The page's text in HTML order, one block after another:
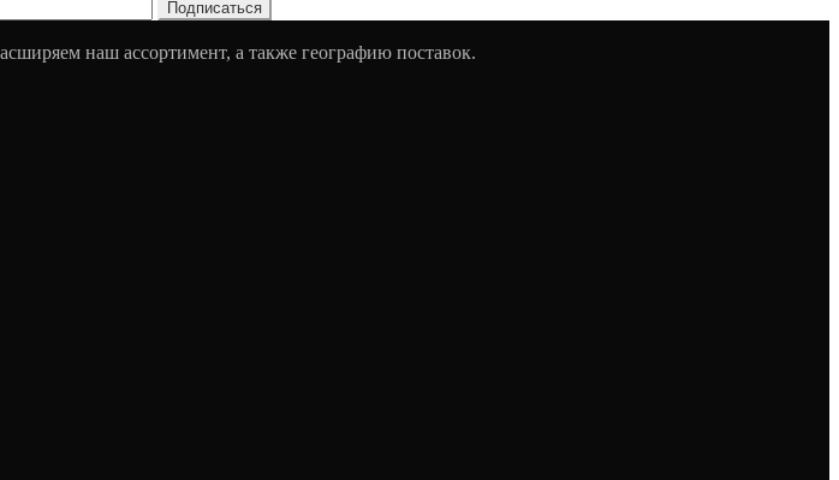
наш ассортимент, а также географию поставок.